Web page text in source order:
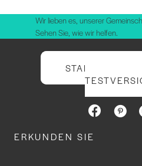
Wir lieben es, unserer
Sehen Sie, wie wir helfen.
STARTEN SIE
ERKUNDEN SIE